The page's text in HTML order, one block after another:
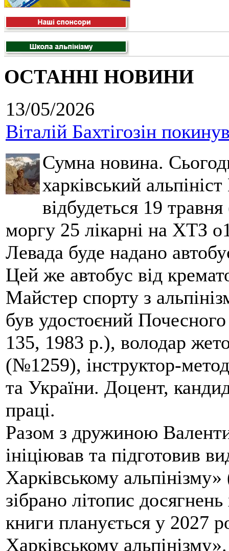
ОСТАННІ НОВИНИ
13/05/2026
Віталій Бахтігозін
Сумна новина.
харківський
відбудеться 19
моргу 25 лікарні на ХТЗ
Левада буде надано
Цей же автобус від
Майстер спорту з
був удостоєний
135, 1983 р.), володар
(№1259), інструктор-
та України. Доцент,
праці.
Разом з дружиною
ініціював та підготовив
Харківському
зібрано літопис
книги планується у 2027
Харківському альпінізму».